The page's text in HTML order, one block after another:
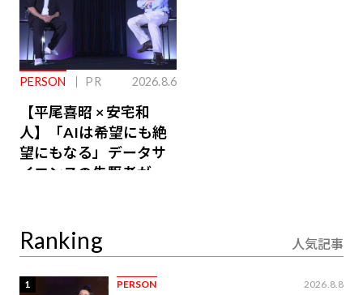
PERSON PR 2026.8.6
【平尾喜昭 × 安宅和
人】「AIは希望にも絶
望にもなる」データサ
イエンスの先駆者が語
Ranking 人気記事
1 PERSON 2026.8.8